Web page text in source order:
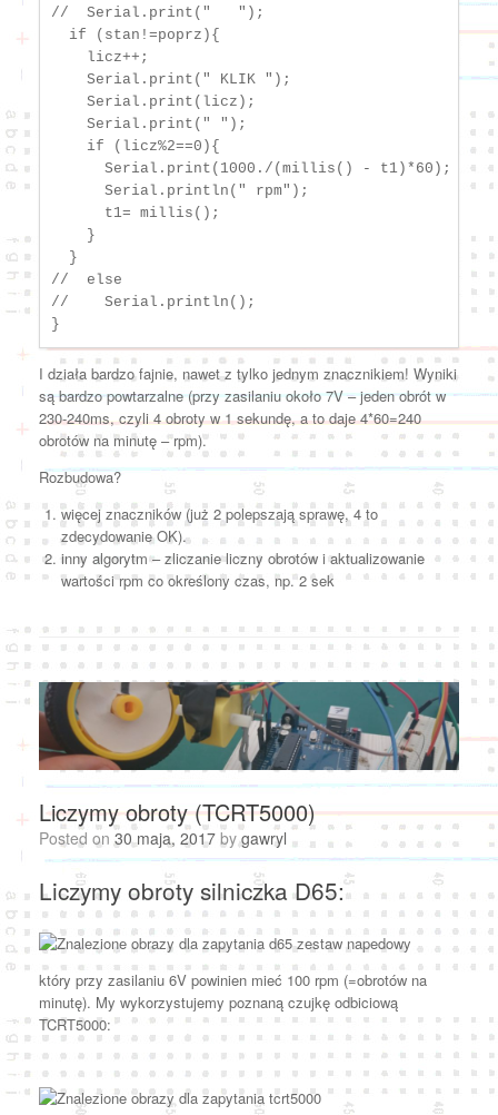
//  Serial.print("   ");
  if (stan!=poprz){
    licz++;
    Serial.print(" KLIK ");
    Serial.print(licz);
    Serial.print(" ");
    if (licz%2==0){
      Serial.print(1000./(millis() - t1)*60);
      Serial.println(" rpm");
      t1= millis();
    }
  }
//  else
//    Serial.println();
I działa bardzo fajnie, nawet z tylko jednym znacznikiem! Wyniki
są bardzo powtarzalne (przy zasilaniu około 7V – jeden obrót w
230-240ms, czyli 4 obroty w 1 sekundę, a to daje 4*60=240
obrotów na minutę – rpm).
Rozbudowa?
więcej znaczników (już 2 polepszają sprawę, 4 to
zdecydowanie OK).
inny algorytm – zliczanie liczny obrotów i aktualizowanie
wartości rpm co określony czas, np. 2 sek
Liczymy obroty (TCRT5000)
Posted on30 maja, 2017 bygawryl
Liczymy obroty silniczka D65:
który przy zasilaniu 6V powinien mieć 100 rpm (=obrotów na
minutę). My wykorzystujemy poznaną czujkę odbiciową
TCRT5000: